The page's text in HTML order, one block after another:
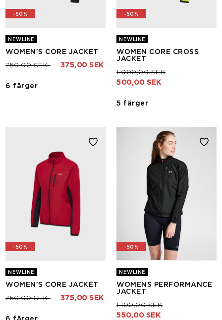
-50%
NEWLINE
WOMEN'S CORE JACKET
Pris nedsatt från
750,00 SEKtill 375,00 SEK
6 färger
-50%
NEWLINE
WOMEN CORE CROSS
JACKET
Pris nedsatt från
1 000,00 SEKtill
500,00 SEK
5 färger
-50%
NEWLINE
WOMEN'S CORE JACKET
Pris nedsatt från
750,00 SEKtill 375,00 SEK
6 färger
-50%
NEWLINE
WOMENS PERFORMANCE
JACKET
Pris nedsatt från
1 100,00 SEKtill
550,00 SEK